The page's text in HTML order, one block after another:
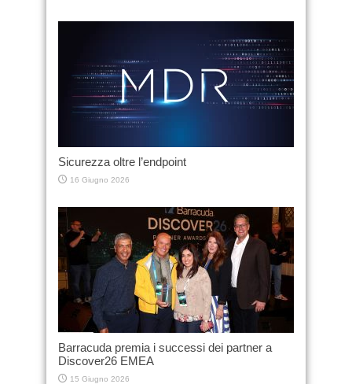
Sicurezza oltre l’endpoint
16 Giugno 2026
Barracuda premia i successi dei partner a
Discover26 EMEA
15 Giugno 2026